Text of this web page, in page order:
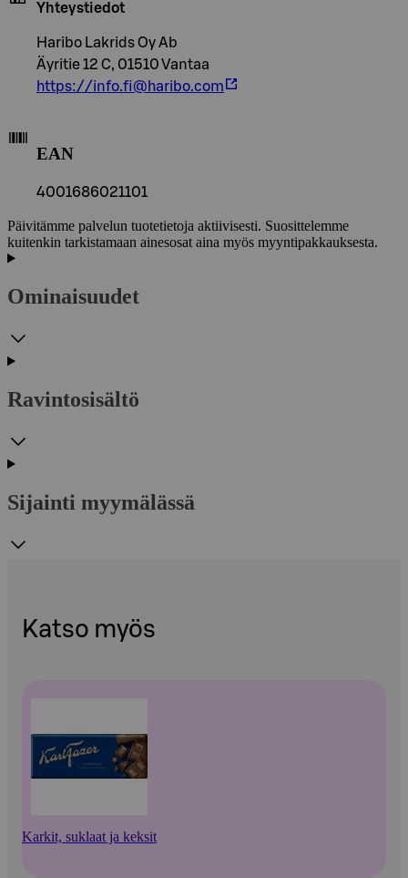
Yhteystiedot
Haribo Lakrids Oy Ab
Äyritie 12 C, 01510 Vantaa
https://info.fi@haribo.com
EAN
4001686021101
Päivitämme palvelun tuotetietoja aktiivisesti. Suosittelemme
kuitenkin tarkistamaan ainesosat aina myös myyntipakkauksesta.
Ominaisuudet
Ravintosisältö
Sijainti myymälässä
Katso myös
Karkit, suklaat ja keksit